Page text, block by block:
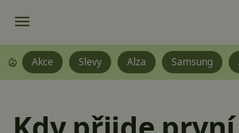
Akce Slevy Alza Samsung